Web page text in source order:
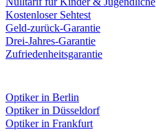
Kostenloser Sehtest
Geld-zurück-Garantie
Drei-Jahres-Garantie
Zufriedenheitsgarantie
Optiker in Berlin
Optiker in Düsseldorf
Optiker in Frankfurt